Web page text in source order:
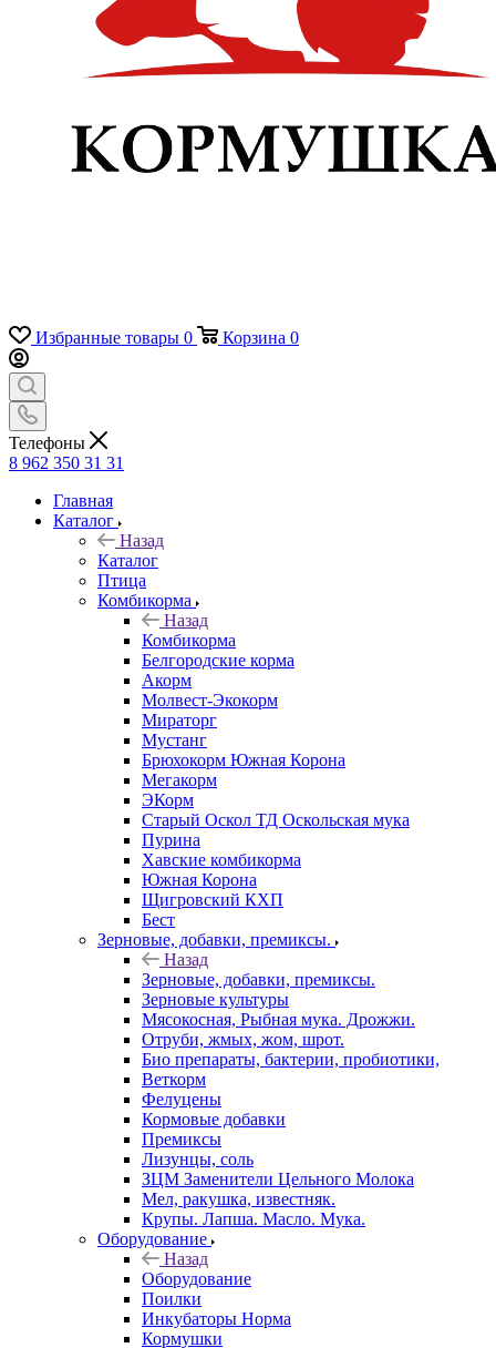
Избранные товары 0 Корзина 0
Телефоны
8 962 350 31 31
Главная
Каталог
Назад
Каталог
Птица
Комбикорма
Назад
Комбикорма
Белгородские корма
Акорм
Молвест-Экокорм
Мираторг
Мустанг
Брюхокорм Южная Корона
Мегакорм
ЭКорм
Старый Оскол ТД Оскольская мука
Пурина
Хавские комбикорма
Южная Корона
Щигровский КХП
Бест
Зерновые, добавки, премиксы.
Назад
Зерновые, добавки, премиксы.
Зерновые культуры
Мясокосная, Рыбная мука. Дрожжи.
Отруби, жмых, жом, шрот.
Био препараты, бактерии, пробиотики,
Веткорм
Фелуцены
Кормовые добавки
Премиксы
Лизунцы, соль
ЗЦМ Заменители Цельного Молока
Мел, ракушка, известняк.
Крупы. Лапша. Масло. Мука.
Оборудование
Назад
Оборудование
Поилки
Инкубаторы Норма
Кормушки